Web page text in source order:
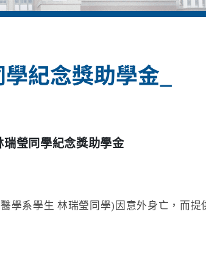
紀念獎助學金_
瑞瑩同學紀念獎助學金
系學生 林瑞瑩同學)因意外身亡，而提